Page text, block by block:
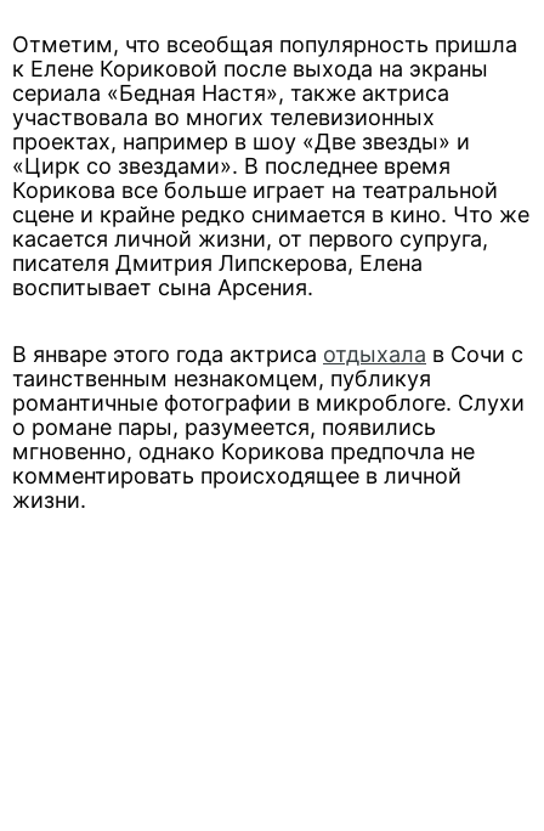
Отметим, что всеобщая популярность пришла
к Елене Кориковой после выхода на экраны
сериала «Бедная Настя», также актриса
участвовала во многих телевизионных
проектах, например в шоу «Две звезды» и
«Цирк со звездами». В последнее время
Корикова все больше играет на театральной
сцене и крайне редко снимается в кино. Что же
касается личной жизни, от первого супруга,
писателя Дмитрия Липскерова, Елена
воспитывает сына Арсения.
В январе этого года актриса отдыхала в Сочи с
таинственным незнакомцем, публикуя
романтичные фотографии в микроблоге. Слухи
о романе пары, разумеется, появились
мгновенно, однако Корикова предпочла не
комментировать происходящее в личной
жизни.